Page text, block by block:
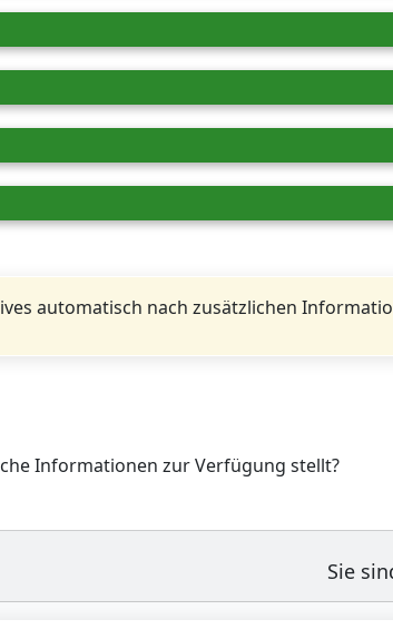
automatisch nach zusätzlichen
Informationen zur Verfügung stellt?
Sie